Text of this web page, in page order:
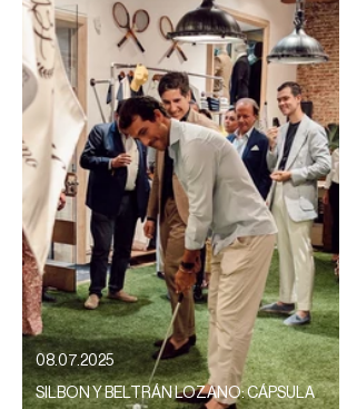
08.07.2025
SILBON Y BELTRÁN LOZANO: CÁPSULA